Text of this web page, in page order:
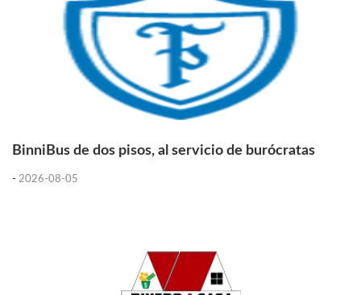
BinniBus de dos pisos, al servicio de burócratas
- 2026-08-05